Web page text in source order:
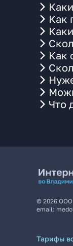
Как
Как
Что
© 2026 ООО
email:
Тарифы